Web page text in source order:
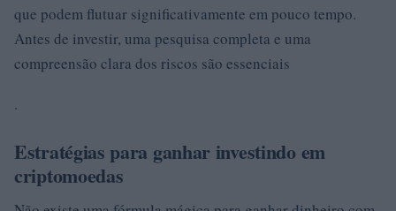
que podem flutuar significativamente em pouco tempo.
Antes de investir, uma pesquisa completa e uma
compreensão clara dos riscos são essenciais
.
Estratégias para ganhar investindo em
criptomoedas